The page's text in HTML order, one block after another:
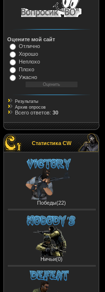
Оцените мой сайт
Отлично
Хорошо
Неплохо
Плохо
Ужасно
Результаты
Архив опросов
Всего ответов: 30
Статистика CW
Победы(22)
Ничьи(0)